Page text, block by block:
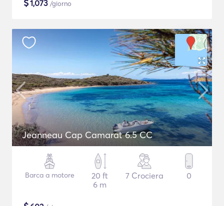
$1,073 /giorno
Jeanneau Cap Camarat 6.5 CC
Barca a motore
20 ft
6 m
7 Crociera 0